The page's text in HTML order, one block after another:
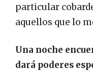
particular
aquellos que lo
Una noche
dará poderes